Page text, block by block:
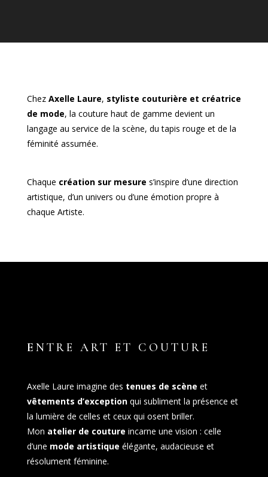
Chez Axelle Laure, styliste couturière et créatrice
de mode, la couture haut de gamme devient un
langage au service de la scène, du tapis rouge et de la
féminité assumée.
Chaque création sur mesure s’inspire d’une direction
artistique, d’un univers ou d’une émotion propre à
chaque Artiste.
E NTRE ART ET COUTURE
Axelle Laure imagine des tenues de scène et
vêtements d’exceptionqui subliment la présence et
la lumière de celles et ceux qui osent briller.
Mon atelier de couture incarne une vision : celle
d’une mode artistique élégante, audacieuse et
résolument féminine.